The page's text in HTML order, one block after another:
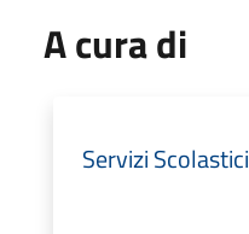
A cura di
Servizi Scolastici